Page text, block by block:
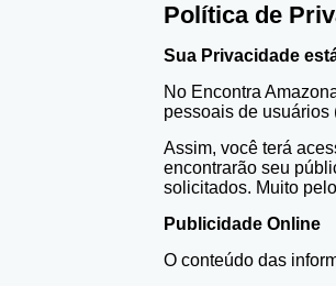
Política de
Sua Privacidade
No Encontra
pessoais de usuários
Assim, você terá
encontrarão seu
solicitados. Muito
Publicidade Online
O conteúdo das